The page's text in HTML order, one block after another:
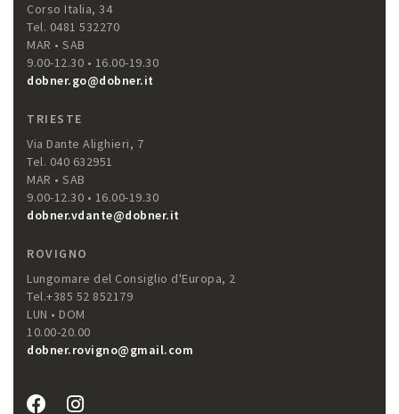
Corso Italia, 34
Tel. 0481 532270
MAR • SAB
9.00-12.30 • 16.00-19.30
dobner.go@dobner.it
TRIESTE
Via Dante Alighieri, 7
Tel. 040 632951
MAR • SAB
9.00-12.30 • 16.00-19.30
dobner.vdante@dobner.it
ROVIGNO
Lungomare del Consiglio d'Europa, 2
Tel.+385 52 852179
LUN • DOM
10.00-20.00
dobner.rovigno@gmail.com